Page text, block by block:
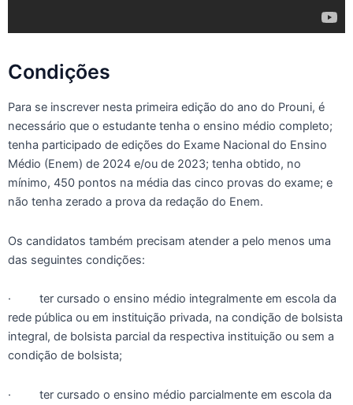
Condições
Para se inscrever nesta primeira edição do ano do Prouni, é
necessário que o estudante tenha o ensino médio completo;
tenha participado de edições do Exame Nacional do Ensino
Médio (Enem) de 2024 e/ou de 2023; tenha obtido, no
mínimo, 450 pontos na média das cinco provas do exame; e
não tenha zerado a prova da redação do Enem.
Os candidatos também precisam atender a pelo menos uma
das seguintes condições:
· ter cursado o ensino médio integralmente em escola da
rede pública ou em instituição privada, na condição de bolsista
integral, de bolsista parcial da respectiva instituição ou sem a
condição de bolsista;
· ter cursado o ensino médio parcialmente em escola da